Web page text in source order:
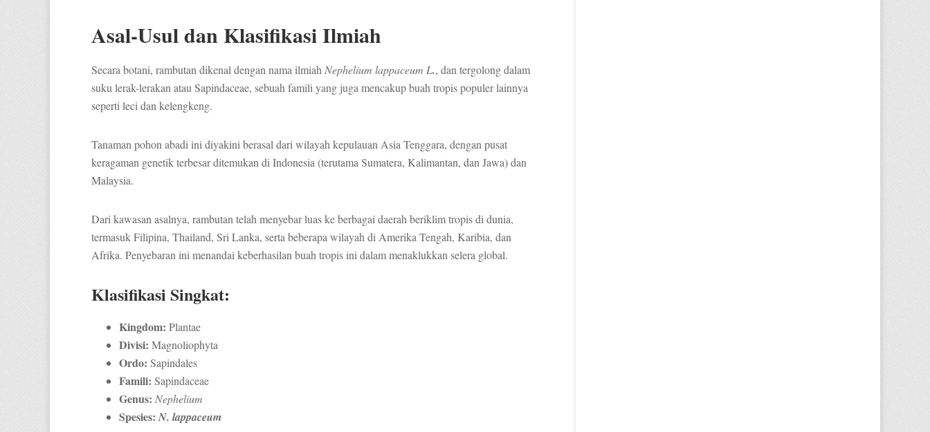
Asal-Usul dan Klasifikasi Ilmiah
Secara botani, rambutan dikenal dengan nama ilmiah Nephelium lappaceum L., dan tergolong dalam
suku lerak-lerakan atau Sapindaceae, sebuah famili yang juga mencakup buah tropis populer lainnya
seperti leci dan kelengkeng.
Tanaman pohon abadi ini diyakini berasal dari wilayah kepulauan Asia Tenggara, dengan pusat
keragaman genetik terbesar ditemukan di Indonesia (terutama Sumatera, Kalimantan, dan Jawa) dan
Malaysia.
Dari kawasan asalnya, rambutan telah menyebar luas ke berbagai daerah beriklim tropis di dunia,
termasuk Filipina, Thailand, Sri Lanka, serta beberapa wilayah di Amerika Tengah, Karibia, dan
Afrika. Penyebaran ini menandai keberhasilan buah tropis ini dalam menaklukkan selera global.
Klasifikasi Singkat:
Kingdom: Plantae
Divisi: Magnoliophyta
Ordo: Sapindales
Famili: Sapindaceae
Genus: Nephelium
Spesies: N. lappaceum